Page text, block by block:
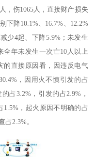
，伤1065人，直接财产损失
下降10.1%、16.7%、12.2%
少4起、下降5.9%；未发生
年未发生一次亡10人以上
的直接原因看，因违反电气
，因用火不慎引发的占
占3.2%，引发的占2.9%，
1.5%，起火原因不明确的占
占2.3%。